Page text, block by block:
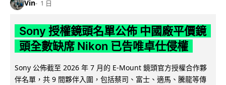
Vin 1 日
Sony 授權鏡頭名單公佈 中國廠平價鏡
頭全數缺席 Nikon 已告唯卓仕侵權
Sony 公佈截至 2026 年 7 月的 E-Mount 鏡頭官方授權合作夥
伴名單，共 9 間夥伴入圍，包括蔡司、富士、適馬、騰龍等傳